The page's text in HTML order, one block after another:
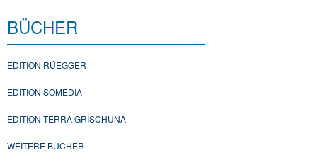
BÜCHER
EDITION RÜEGGER
EDITION SOMEDIA
EDITION TERRA GRISCHUNA
WEITERE BÜCHER